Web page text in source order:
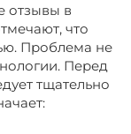
отзывы в
что
Проблема не
Перед
тщательно